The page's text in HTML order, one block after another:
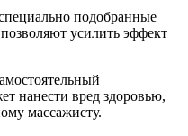
подобранные
усилить эффект
нанести вред здоровью,
массажисту.